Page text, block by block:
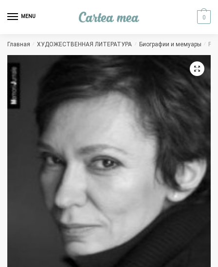
MENU 0
Главная / ХУДОЖЕСТВЕННАЯ ЛИТЕРАТУРА / Биографии и мемуары /